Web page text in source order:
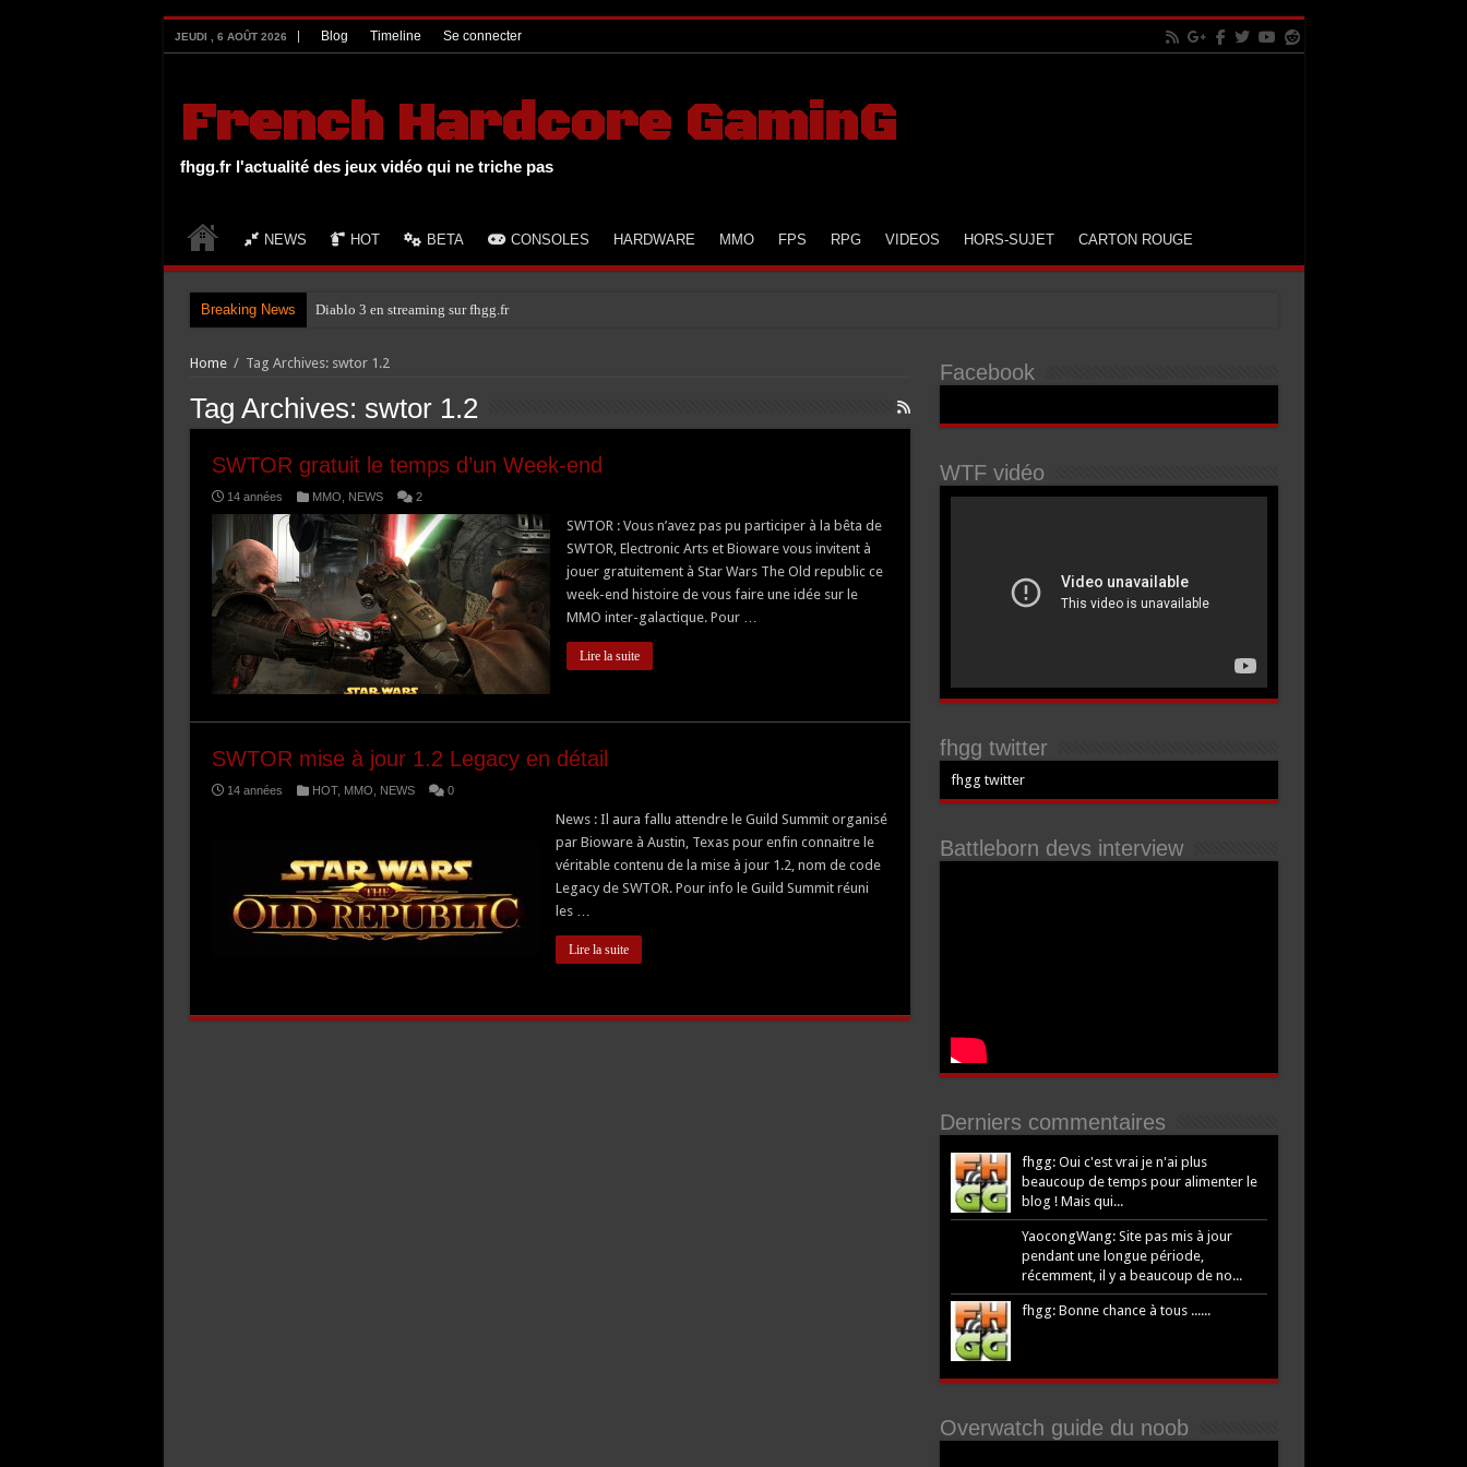
JEUDI , 6 AOÛT 2026 Blog Timeline Se connecter
French Hardcore GaminG
fhgg.fr l'actualité des jeux vidéo qui ne triche pas
NEWS HOT BETA CONSOLES HARDWARE MMO FPS RPG VIDEOS HORS-SUJET CARTON ROUGE
Breaking News Diablo 3 en streaming sur fhgg.fr
Home / Tag Archives: swtor 1.2
Tag Archives: swtor 1.2
SWTOR gratuit le temps d’un Week-end
14 années MMO NEWS 2
SWTOR : Vous n’avez pas pu participer à la bêta de
SWTOR, Electronic Arts et Bioware vous invitent à
jouer gratuitement à Star Wars The Old republic ce
week-end histoire de vous faire une idée sur le
MMO inter-galactique. Pour …
Lire la suite
SWTOR mise à jour 1.2 Legacy en détail
14 années HOT, MMO NEWS 0
News : Il aura fallu attendre le Guild Summit organisé
par Bioware à Austin, Texas pour enfin connaitre le
véritable contenu de la mise à jour 1.2, nom de code
Legacy de SWTOR. Pour info le Guild Summit réuni
les …
Lire la suite
Facebook
WTF vidéo
fhgg twitter
fhgg twitter
Battleborn devs interview
Derniers commentaires
fhgg: Oui c'est vrai je n'ai plus
beaucoup de temps pour alimenter le
blog ! Mais qui...
YaocongWang: Site pas mis à jour
pendant une longue période,
récemment, il y a beaucoup de no...
fhgg: Bonne chance à tous ......
Overwatch guide du noob